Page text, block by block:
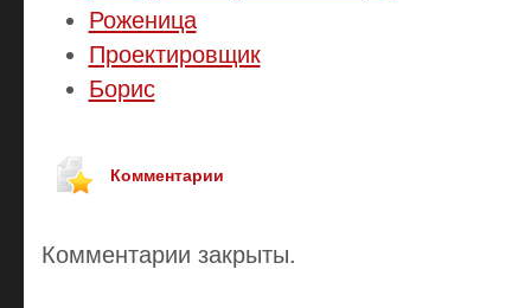
Роженица
Проектировщик
Борис
Комментарии
Комментарии закрыты.